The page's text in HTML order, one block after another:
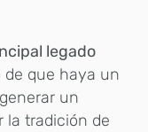
legado
de que haya un
un
la tradición de